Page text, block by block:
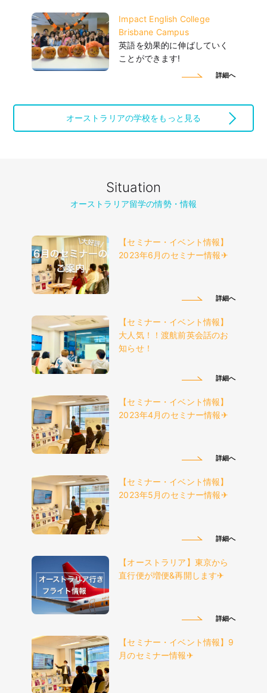
Impact English College
Brisbane Campus
英語を効果的に伸ばしていく
ことができます!
詳細へ
オーストラリアの学校をもっと見る
Situation
オーストラリア留学の情勢・情報
【セミナー・イベント情報】
2023年6月のセミナー情報✈︎
詳細へ
【セミナー・イベント情報】
大人気！！渡航前英会話のお
知らせ！
詳細へ
【セミナー・イベント情報】
2023年4月のセミナー情報✈︎
詳細へ
【セミナー・イベント情報】
2023年5月のセミナー情報✈︎
詳細へ
【オーストラリア】東京から
直行便が増便&再開します✈︎
詳細へ
【セミナー・イベント情報】9
月のセミナー情報✈︎